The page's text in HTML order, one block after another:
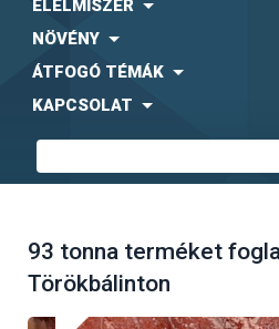
ÉLELMISZER
NÖVÉNY
ÁTFOGÓ TÉMÁK
KAPCSOLAT
93 tonna terméket
Törökbálinton